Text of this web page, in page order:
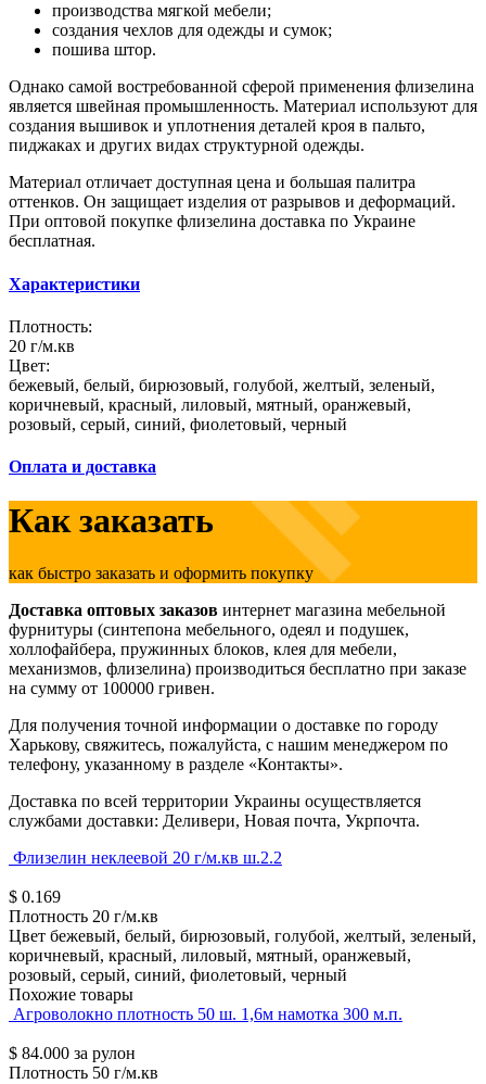
производства мягкой мебели;
создания чехлов для одежды и сумок;
пошива штор.
Однако самой востребованной сферой применения флизелина
является швейная промышленность. Материал используют для
создания вышивок и уплотнения деталей кроя в пальто,
пиджаках и других видах структурной одежды.
Материал отличает доступная цена и большая палитра
оттенков. Он защищает изделия от разрывов и деформаций.
При оптовой покупке флизелина доставка по Украине
бесплатная.
Характеристики
Плотность:
20 г/м.кв
Цвет:
бежевый, белый, бирюзовый, голубой, желтый, зеленый,
коричневый, красный, лиловый, мятный, оранжевый,
розовый, серый, синий, фиолетовый, черный
Оплата и доставка
Как заказать
как быстро заказать и оформить покупку
Доставка оптовых заказов интернет магазина мебельной
фурнитуры (синтепона мебельного, одеял и подушек,
холлофайбера, пружинных блоков, клея для мебели,
механизмов, флизелина) производиться бесплатно при заказе
на сумму от 100000 гривен.
Для получения точной информации о доставке по городу
Харькову, свяжитесь, пожалуйста, с нашим менеджером по
телефону, указанному в разделе «Контакты».
Доставка по всей территории Украины осуществляется
службами доставки: Деливери, Новая почта, Укрпочта.
Флизелин неклеевой 20 г/м.кв ш.2.2
$ 0.169
Плотность 20 г/м.кв
Цвет бежевый, белый, бирюзовый, голубой, желтый, зеленый,
коричневый, красный, лиловый, мятный, оранжевый,
розовый, серый, синий, фиолетовый, черный
Похожие товары
Агроволокно плотность 50 ш. 1,6м намотка 300 м.п.
$ 84.000 за рулон
Плотность 50 г/м.кв